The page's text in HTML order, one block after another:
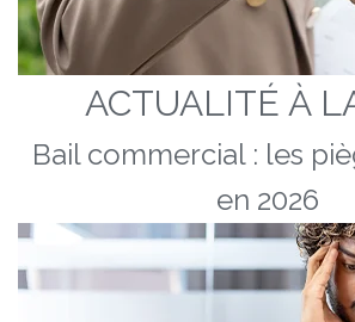
ACTUALITÉ À
Bail commercial : les
en 2026